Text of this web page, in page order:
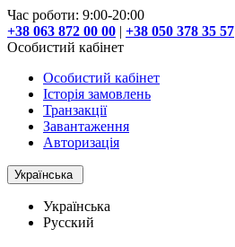
Час роботи: 9:00-20:00
+38 063 872 00 00 | +38 050 378 35 57
Особистий кабінет
Особистий кабінет
Історія замовлень
Транзакції
Завантаження
Авторизація
Українська
Українська
Русский